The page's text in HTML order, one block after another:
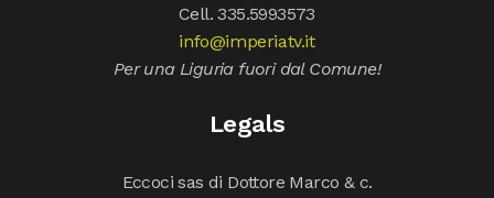
Cell. 335.5993573
info@imperiatv.it
Per una Liguria fuori dal Comune!
Legals
Eccoci sas di Dottore Marco & c.